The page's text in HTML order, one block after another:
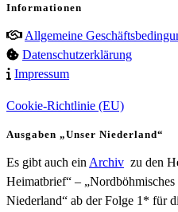
Informationen
Allgemeine
Datenschutzerklärung
Impressum
Cookie-Richtlinie (EU)
Ausgaben „Unser Niederland“
Es gibt auch ein Archiv zu den
Heimatbrief“ –
Niederland“ ab der Folge 1* für